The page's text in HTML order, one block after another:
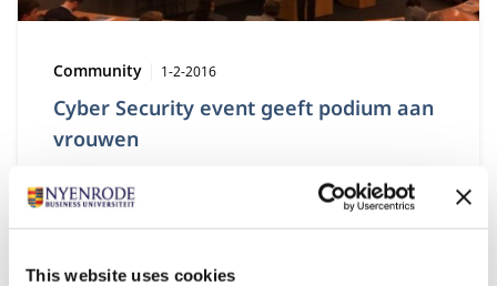
This website uses cookies
Cyber Security event geeft podium aan
vrouwen
Type:
Community Publicatiedatum:
1-2-2016
Dutch Cyber Warfare Community (DCWC) geeft
tijdens de 12e Roundtable op 7 januari 2016 het
podium aan Women in Cyber Security (WiCS).